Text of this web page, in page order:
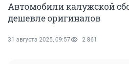
Автомобили калужской
дешевле оригиналов
31 августа 2025, 09:57 2 861